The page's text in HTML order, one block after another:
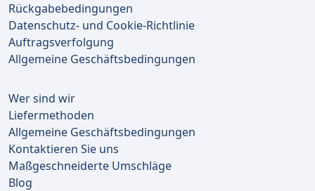
Rückgabebedingungen
Datenschutz- und Cookie-Richtlinie
Auftragsverfolgung
Allgemeine Geschäftsbedingungen
Wer sind wir
Liefermethoden
Allgemeine Geschäftsbedingungen
Kontaktieren Sie uns
Maßgeschneiderte Umschläge
Blog